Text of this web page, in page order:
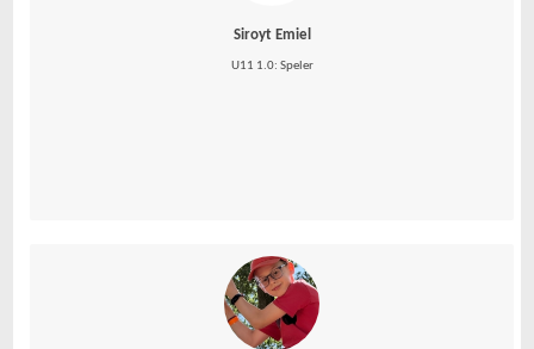
Siroyt Emiel
U11 1.0: Speler